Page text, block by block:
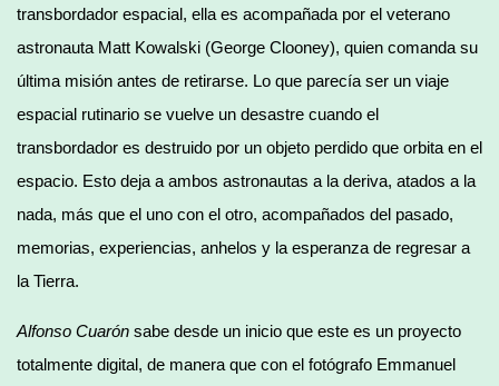
transbordador espacial, ella es acompañada por el veterano
astronauta Matt Kowalski (George Clooney), quien comanda su
última misión antes de retirarse. Lo que parecía ser un viaje
espacial rutinario se vuelve un desastre cuando el
transbordador es destruido por un objeto perdido que orbita en el
espacio. Esto deja a ambos astronautas a la deriva, atados a la
nada, más que el uno con el otro, acompañados del pasado,
memorias, experiencias, anhelos y la esperanza de regresar a
la Tierra.
Alfonso Cuarón sabe desde un inicio que este es un proyecto
totalmente digital, de manera que con el fotógrafo Emmanuel